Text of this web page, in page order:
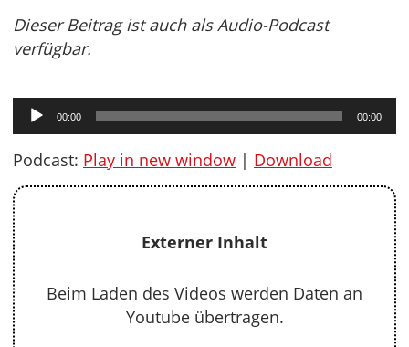
Dieser Beitrag ist auch als Audio-Podcast
verfügbar.
Audio-
Player
00:00 00:00
Podcast: Play in new window | Download
Externer Inhalt
Beim Laden des Videos werden Daten an
Youtube übertragen.